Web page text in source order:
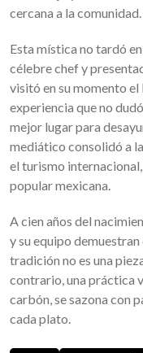
cercana a la comunidad.
Esta mística no tardó
célebre chef y
visitó en su momento
experiencia que no
mejor lugar para
mediático consolidó a
el turismo
popular mexicana.
A cien años del
y su equipo
tradición no es una
contrario, una práctica
carbón, se sazona con
cada plato.